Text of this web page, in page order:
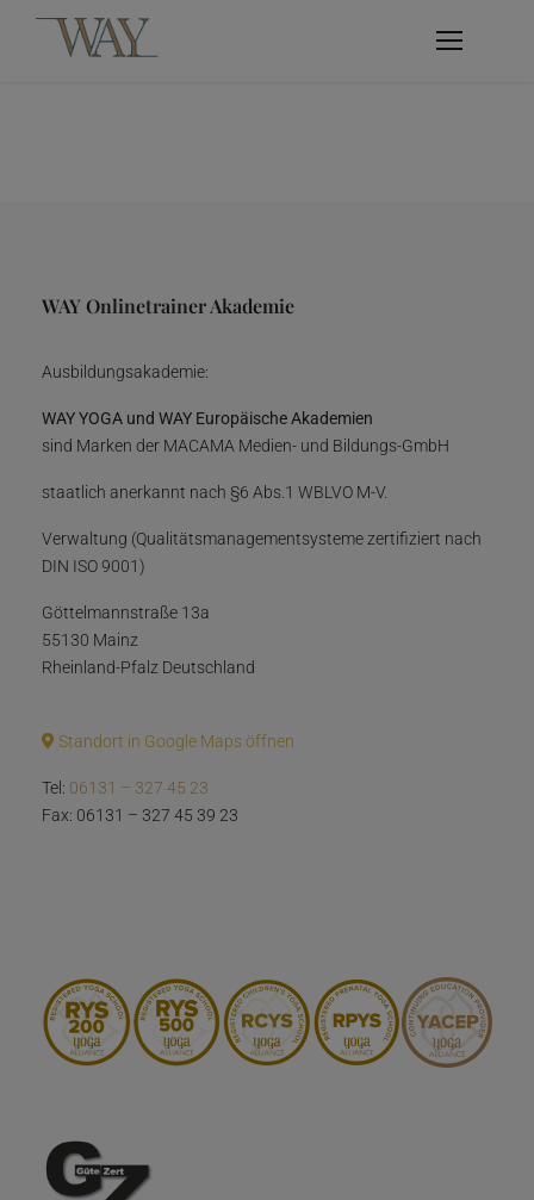
WAY Onlinetrainer Akademie
Ausbildungsakademie:
WAY YOGA und WAY Europäische Akademien
sind Marken der MACAMA Medien- und Bildungs-GmbH
staatlich anerkannt nach §6 Abs.1 WBLVO M-V.
Verwaltung (Qualitätsmanagementsysteme zertifiziert nach
DIN ISO 9001)
Göttelmannstraße 13a
55130 Mainz
Rheinland-Pfalz Deutschland
Standort in Google Maps öffnen
Tel: 06131 – 327 45 23
Fax: 06131 – 327 45 39 23